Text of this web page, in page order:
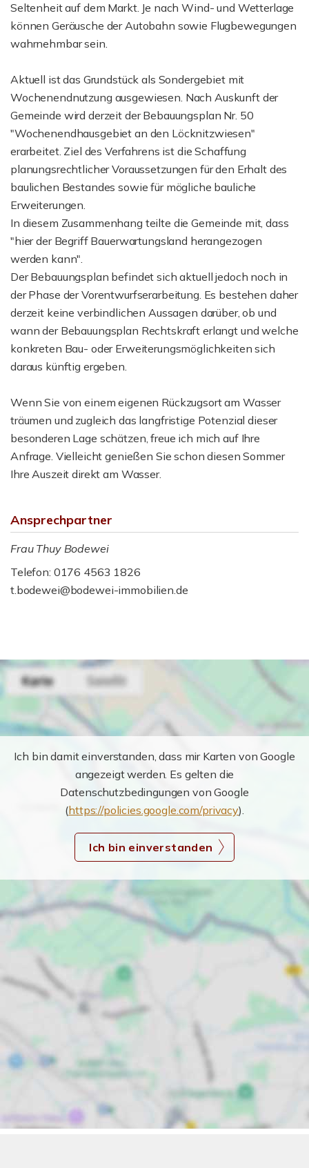
Seltenheit auf dem Markt. Je nach Wind- und Wetterlage
können Geräusche der Autobahn sowie Flugbewegungen
wahrnehmbar sein.
Aktuell ist das Grundstück als Sondergebiet mit
Wochenendnutzung ausgewiesen. Nach Auskunft der
Gemeinde wird derzeit der Bebauungsplan Nr. 50
"Wochenendhausgebiet an den Löcknitzwiesen"
erarbeitet. Ziel des Verfahrens ist die Schaffung
planungsrechtlicher Voraussetzungen für den Erhalt des
baulichen Bestandes sowie für mögliche bauliche
Erweiterungen.
In diesem Zusammenhang teilte die Gemeinde mit, dass
"hier der Begriff Bauerwartungsland herangezogen
werden kann".
Der Bebauungsplan befindet sich aktuell jedoch noch in
der Phase der Vorentwurfserarbeitung. Es bestehen daher
derzeit keine verbindlichen Aussagen darüber, ob und
wann der Bebauungsplan Rechtskraft erlangt und welche
konkreten Bau- oder Erweiterungsmöglichkeiten sich
daraus künftig ergeben.
Wenn Sie von einem eigenen Rückzugsort am Wasser
träumen und zugleich das langfristige Potenzial dieser
besonderen Lage schätzen, freue ich mich auf Ihre
Anfrage. Vielleicht genießen Sie schon diesen Sommer
Ihre Auszeit direkt am Wasser.
Ansprechpartner
Frau Thuy Bodewei
Telefon: 0176 4563 1826
t.bodewei@bodewei-immobilien.de
Ich bin damit einverstanden, dass mir Karten von Google
angezeigt werden. Es gelten die
Datenschutzbedingungen von Google
(https://policies.google.com/privacy).
Ich bin einverstanden